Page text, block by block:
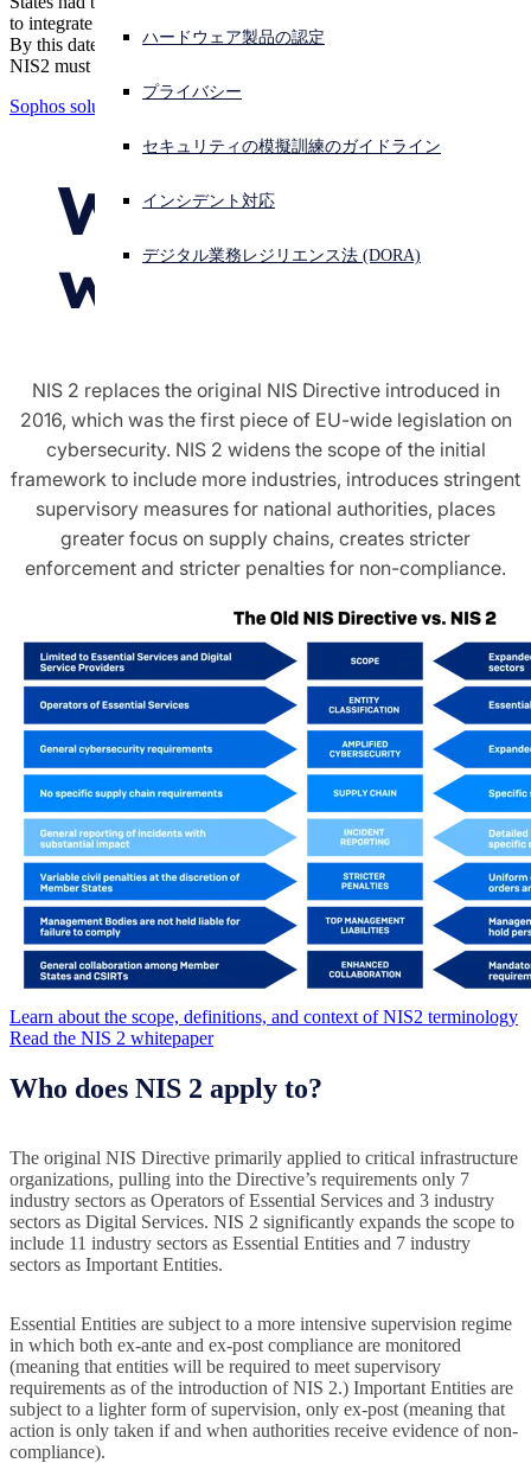
サイバー攻撃を受けている場合、連絡先はこちら
サインイン
ハードウェア製品の認定
プライバシー
セキュリティの模擬訓練のガイドライン
インシデント対応
デジタル業務レジリエンス法 (DORA)
to integrate NIS2 security requirements into their national legislation.
By this date, all companies falling under the scope of
NIS2 must ensure compliance with the updated requirements.
Sophos solutions for NIS 2
What’s new
with NIS 2?
NIS 2 replaces the original NIS Directive introduced in
2016, which was the first piece of EU-wide legislation on
cybersecurity. NIS 2 widens the scope of the initial
framework to include more industries, introduces stringent
supervisory measures for national authorities, places
greater focus on supply chains, creates stricter
enforcement and stricter penalties for non-compliance.
Learn about the scope, definitions, and context of NIS2 terminology
Read the NIS 2 whitepaper
Who does NIS 2 apply to?
The original NIS Directive primarily applied to critical infrastructure
organizations, pulling into the Directive’s requirements only 7
industry sectors as Operators of Essential Services and 3 industry
sectors as Digital Services. NIS 2 significantly expands the scope to
include 11 industry sectors as Essential Entities and 7 industry
sectors as Important Entities.
Essential Entities are subject to a more intensive supervision regime
in which both ex-ante and ex-post compliance are monitored
(meaning that entities will be required to meet supervisory
requirements as of the introduction of NIS 2.) Important Entities are
subject to a lighter form of supervision, only ex-post (meaning that
action is only taken if and when authorities receive evidence of non-
compliance).